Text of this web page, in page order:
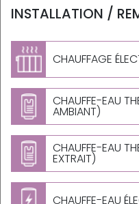
INSTALLATION /
CHAUFFAGE
CHAUFFE-EAU
AMBIANT)
CHAUFFE-EAU
EXTRAIT)
CHAUFFE-EAU